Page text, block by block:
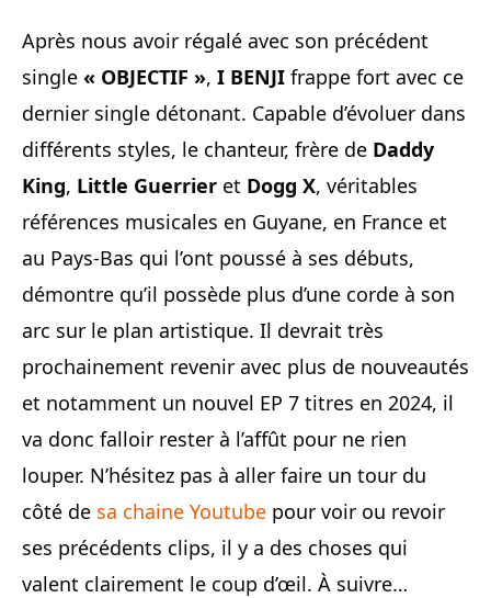
Après nous avoir régalé avec son précédent
single « OBJECTIF », I BENJI frappe fort avec ce
dernier single détonant. Capable d’évoluer dans
différents styles, le chanteur, frère de Daddy
King, Little Guerrier et Dogg X, véritables
références musicales en Guyane, en France et
au Pays-Bas qui l’ont poussé à ses débuts,
démontre qu’il possède plus d’une corde à son
arc sur le plan artistique. Il devrait très
prochainement revenir avec plus de nouveautés
et notamment un nouvel EP 7 titres en 2024, il
va donc falloir rester à l’affût pour ne rien
louper. N’hésitez pas à aller faire un tour du
côté de sa chaine Youtube pour voir ou revoir
ses précédents clips, il y a des choses qui
valent clairement le coup d’œil. À suivre…